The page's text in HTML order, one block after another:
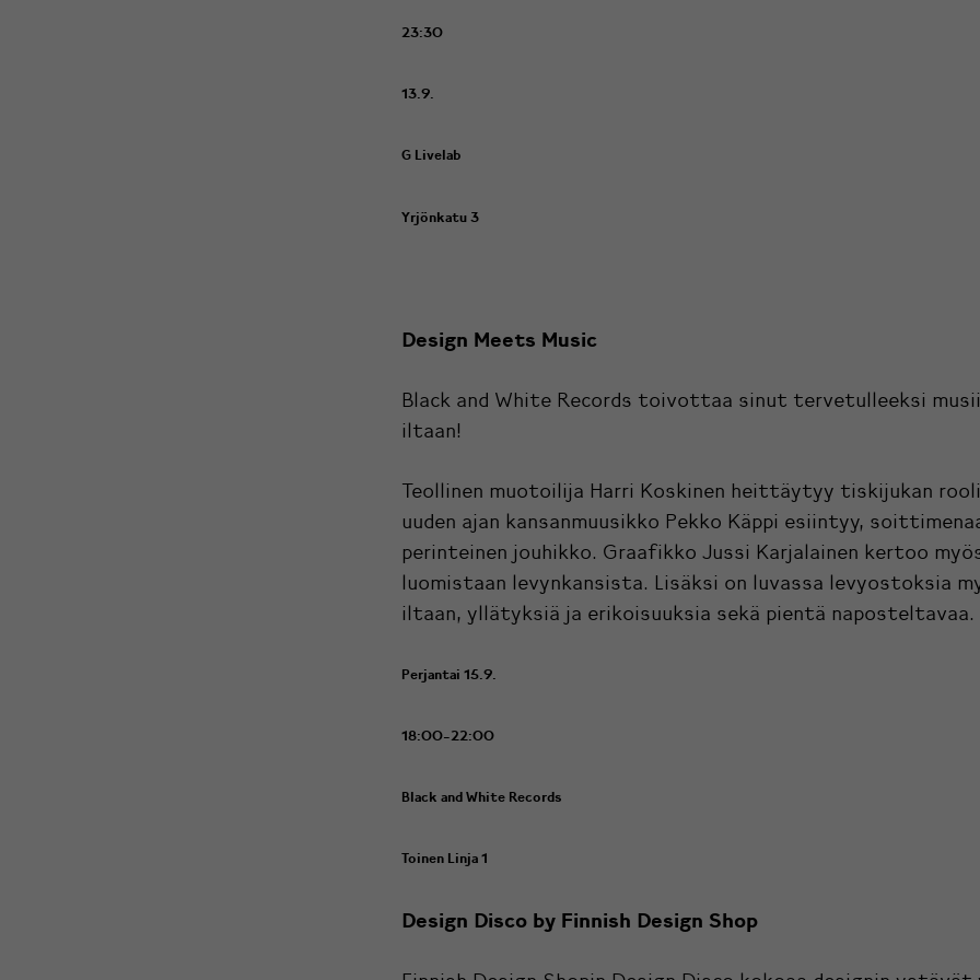
23:30
13.9.
G Livelab
Yrjönkatu 3
Design Meets Music
Black and White Records toivottaa sinut tervetulleeksi
iltaan!
Teollinen muotoilija Harri Koskinen heittäytyy tiskijukan
uuden ajan kansanmuusikko Pekko Käppi esiintyy,
perinteinen jouhikko. Graafikko Jussi Karjalainen kertoo
luomistaan levynkansista. Lisäksi on luvassa levyostoksia
iltaan, yllätyksiä ja erikoisuuksia sekä pientä naposteltavaa.
Perjantai 15.9.
18:00-22:00
Black and White Records
Toinen Linja 1
Design Disco by Finnish Design Shop